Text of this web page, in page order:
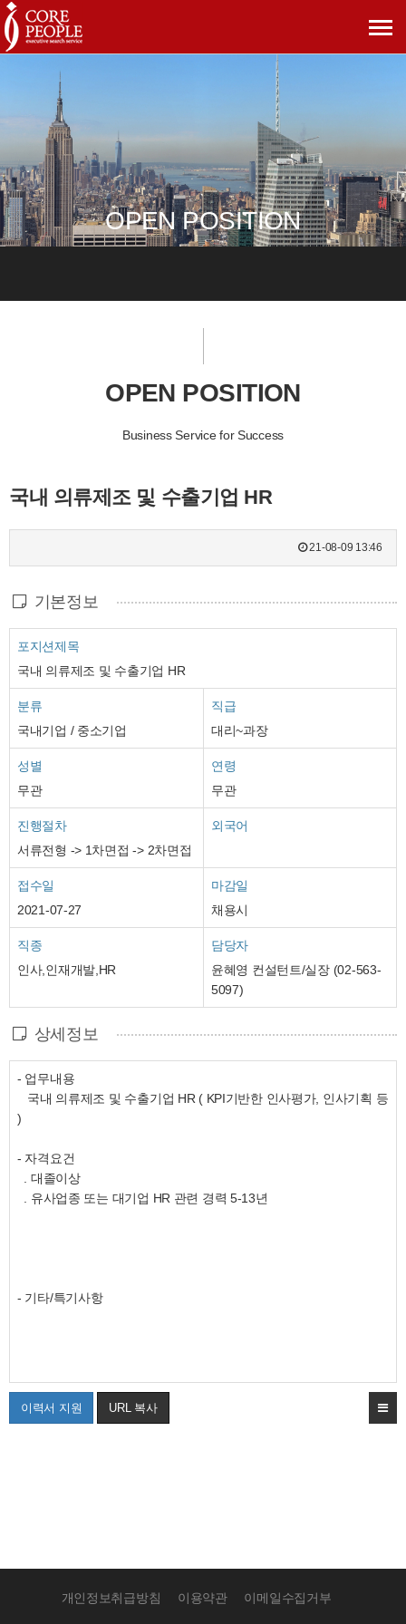
메
OPEN POSITION
OPEN POSITION
Business Service for Success
국내 의류제조 및 수출기업 HR
21-08-09 13:46
기본정보
포지션제목
국내 의류제조 및 수출기업 HR
분류
국내기업 / 중소기업
직급
대리~과장
성별
무관
연령
무관
진행절차
서류전형 -> 1차면접 -> 2차면접
외국어
접수일
2021-07-27
마감일
채용시
직종
인사,인재개발,HR
담당자
윤혜영 컨설턴트/실장 (02-563-
5097)
상세정보
- 업무내용
국내 의류제조 및 수출기업 HR ( KPI기반한 인사평가, 인사기획 등
)
- 자격요건
. 대졸이상
. 유사업종 또는 대기업 HR 관련 경력 5-13년
- 기타/특기사항
이력서 지원 URL 복사
개인정보취급방침 이용약관 이메일수집거부